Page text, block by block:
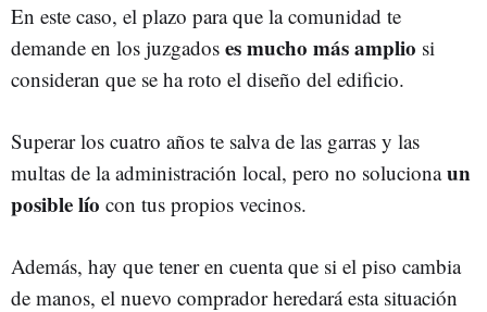
En este caso, el plazo para que la comunidad te
demande en los juzgados es mucho más amplio si
consideran que se ha roto el diseño del edificio.
Superar los cuatro años te salva de las garras y las
multas de la administración local, pero no solucionaun
posible lío con tus propios vecinos.
Además, hay que tener en cuenta que si el piso cambia
de manos, el nuevo comprador heredará esta situación